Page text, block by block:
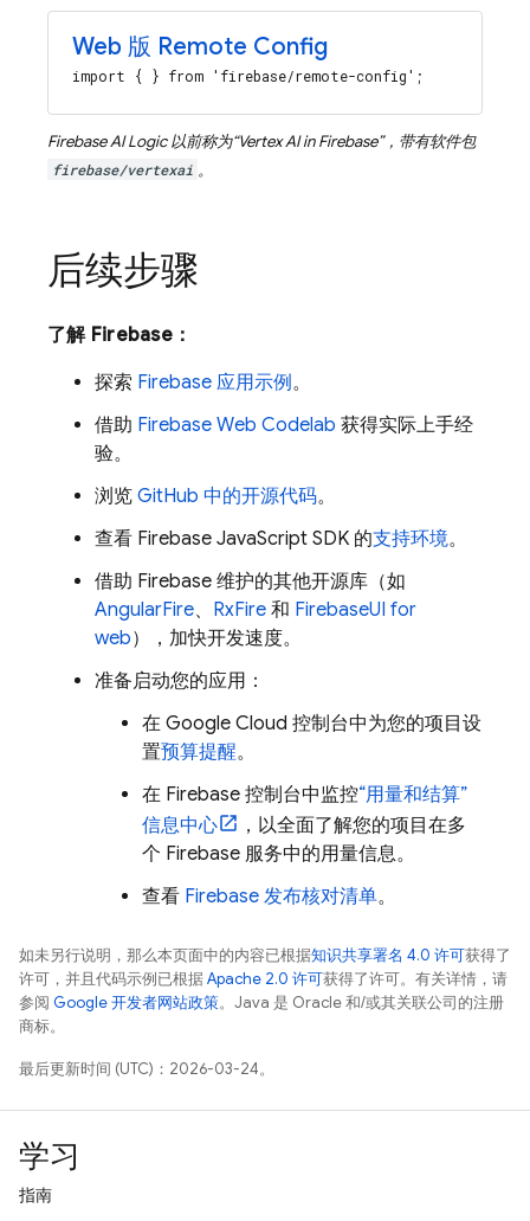
Web 版 Remote Config
import { } from 'firebase/remote-config';
Firebase AI Logic以前称为“Vertex AI in Firebase”，带有软件包
firebase/vertexai 。
后续步骤
了解 Firebase：
探索 Firebase 应用示例。
借助 Firebase Web Codelab 获得实际上手经
验。
浏览 GitHub 中的开源代码。
查看 Firebase JavaScript SDK 的支持环境。
借助 Firebase 维护的其他开源库（如
AngularFire、 RxFire 和 FirebaseUI for
web），加快开发速度。
准备启动您的应用：
在 Google Cloud 控制台中为您的项目设
置预算提醒。
在 Firebase 控制台中监控“用量和结算”
信息中心
，以全面了解您的项目在多
个 Firebase 服务中的用量信息。
查看 Firebase 发布核对清单。
如未另行说明，那么本页面中的内容已根据知识共享署名 4.0 许可获得了
许可，并且代码示例已根据Apache 2.0 许可获得了许可。有关详情，请
参阅 Google 开发者网站政策。Java 是 Oracle 和/或其关联公司的注册
商标。
最后更新时间 (UTC)：2026-03-24。
学习
指南